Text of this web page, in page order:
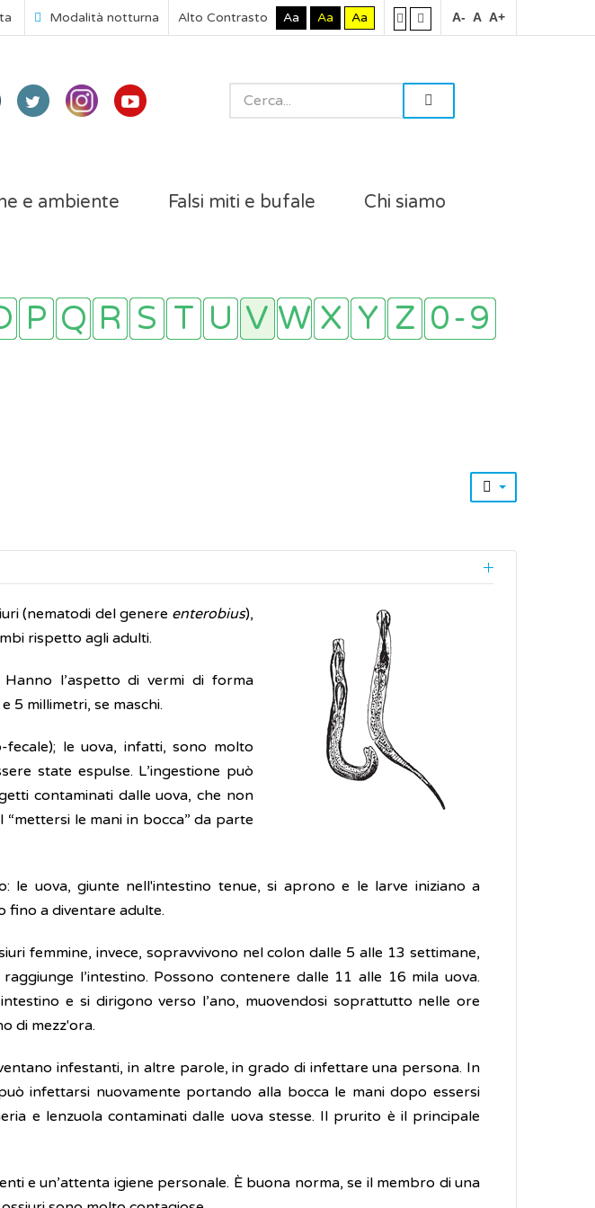
Modalità notturna Alto Contrasto Aa Aa Aa A- A A+
e ambiente Falsi miti e bufale Chi siamo
(nematodi del genere enterobius),
rispetto agli adulti.
l’aspetto di vermi di forma
5 millimetri, se maschi.
le uova, infatti, sono molto
state espulse. L’ingestione può
contaminati dalle uova, che non
“mettersi le mani in bocca” da parte
le uova, giunte nell'intestino tenue, si aprono e le larve iniziano a
fino a diventare adulte.
femmine, invece, sopravvivono nel colon dalle 5 alle 13 settimane,
l’intestino. Possono contenere dalle 11 alle 16 mila uova.
e si dirigono verso l’ano, muovendosi soprattutto nelle ore
di mezz'ora.
infestanti, in altre parole, in grado di infettare una persona. In
infettarsi nuovamente portando alla bocca le mani dopo essersi
e lenzuola contaminati dalle uova stesse. Il prurito è il principale
e un’attenta igiene personale. È buona norma, se il membro di una